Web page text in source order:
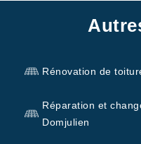
Rénovation de
Réparation et
Domjulien